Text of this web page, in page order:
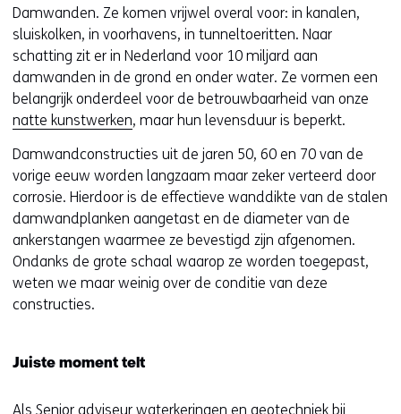
Damwanden. Ze komen vrijwel overal voor: in kanalen,
sluiskolken, in voorhavens, in tunneltoeritten. Naar
schatting zit er in Nederland voor 10 miljard aan
damwanden in de grond en onder water. Ze vormen een
belangrijk onderdeel voor de betrouwbaarheid van onze
natte kunstwerken, maar hun levensduur is beperkt.
Damwandconstructies uit de jaren 50, 60 en 70 van de
vorige eeuw worden langzaam maar zeker verteerd door
corrosie. Hierdoor is de effectieve wanddikte van de stalen
damwandplanken aangetast en de diameter van de
ankerstangen waarmee ze bevestigd zijn afgenomen.
Ondanks de grote schaal waarop ze worden toegepast,
weten we maar weinig over de conditie van deze
constructies.
Juiste moment telt
Als Senior adviseur waterkeringen en geotechniek bij